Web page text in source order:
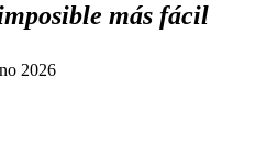
más fácil
2026